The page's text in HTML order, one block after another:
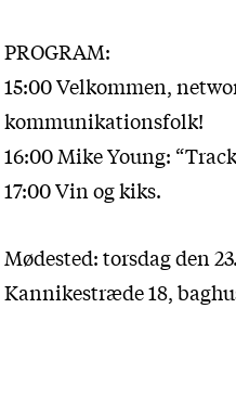
PROGRAM:
15:00 Velkommen,
kommunikationsfolk!
16:00 Mike Young:
17:00 Vin og kiks.
Mødested: torsdag den
Kannikestræde 18,